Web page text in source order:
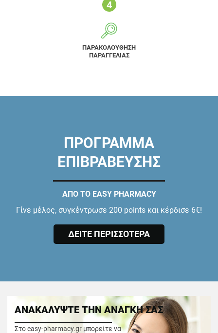
ΠΑΡΑΚΟΛΟΥΘΗΣΗ
ΠΑΡΑΓΓΕΛΙΑΣ
ΠΡΟΓΡΑΜΜΑ
ΕΠΙΒΡΑΒΕΥΣΗΣ
ΑΠΟ ΤΟ EASY PHARMACY
Γίνε μέλος, συγκέντρωσε 200 points και κέρδισε 6€!
ΔΕΙΤΕ ΠΕΡΙΣΣΟΤΕΡΑ
ΑΝΑΚΑΛΥΨΤΕ ΤΗΝ ΑΝΑΓΚΗ ΣΑΣ
Στο easy-pharmacy.gr μπορείτε να